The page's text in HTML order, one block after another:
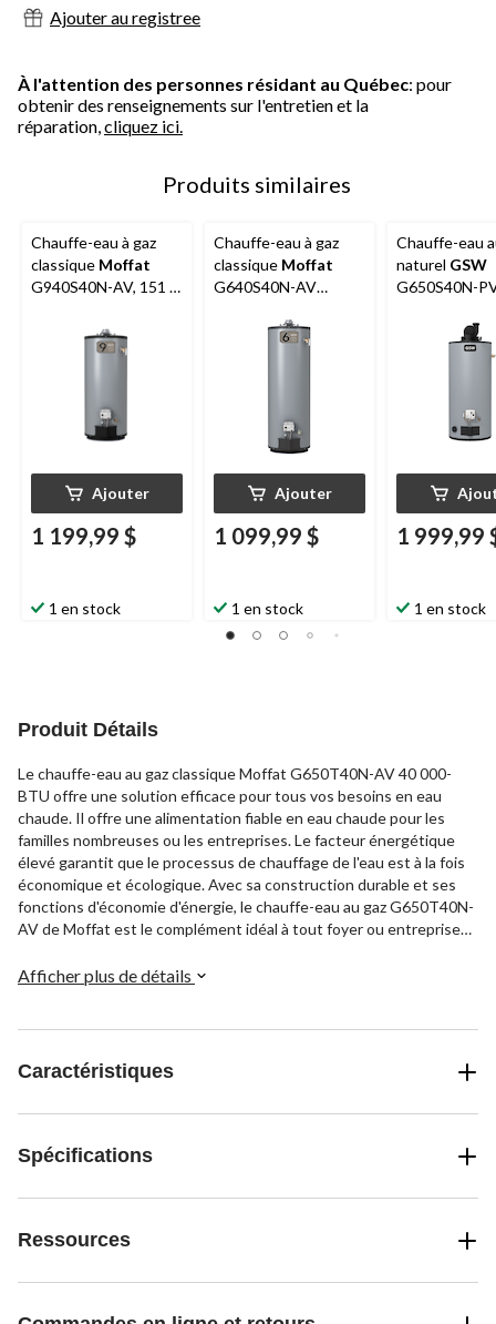
Ajouter au registree
À l'attention des personnes résidant au Québec: pour
obtenir des renseignements sur l'entretien et la
réparation,cliquez ici.
Produits similaires
Chauffe-eau à gaz
classique Moffat
G940S40N-AV, 151 l,
métallique
Ajouter
1 199,99 $
1 en stock
Chauffe-eau à gaz
classique Moffat
G640S40N-AV
Ajouter
1 099,99 $
1 en stock
Chauffe-eau
naturel GSW
G650S40N-
métallique
1 999,99
1 en stock
Produit Détails
Le chauffe-eau au gaz classique Moffat G650T40N-AV 40 000-
BTU offre une solution efficace pour tous vos besoins en eau
chaude. Il offre une alimentation fiable en eau chaude pour les
familles nombreuses ou les entreprises. Le facteur énergétique
élevé garantit que le processus de chauffage de l'eau est à la fois
économique et écologique. Avec sa construction durable et ses
fonctions d'économie d'énergie, le chauffe-eau au gaz G650T40N-
AV de Moffat est le complément idéal à tout foyer ou entreprise
d'exploitation réduits.
Afficher plus de détails
Caractéristiques
Spécifications
Ressources